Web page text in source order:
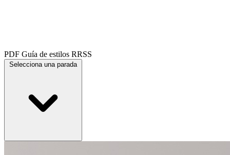
PDF Guía de estilos RRSS
Selecciona una parada